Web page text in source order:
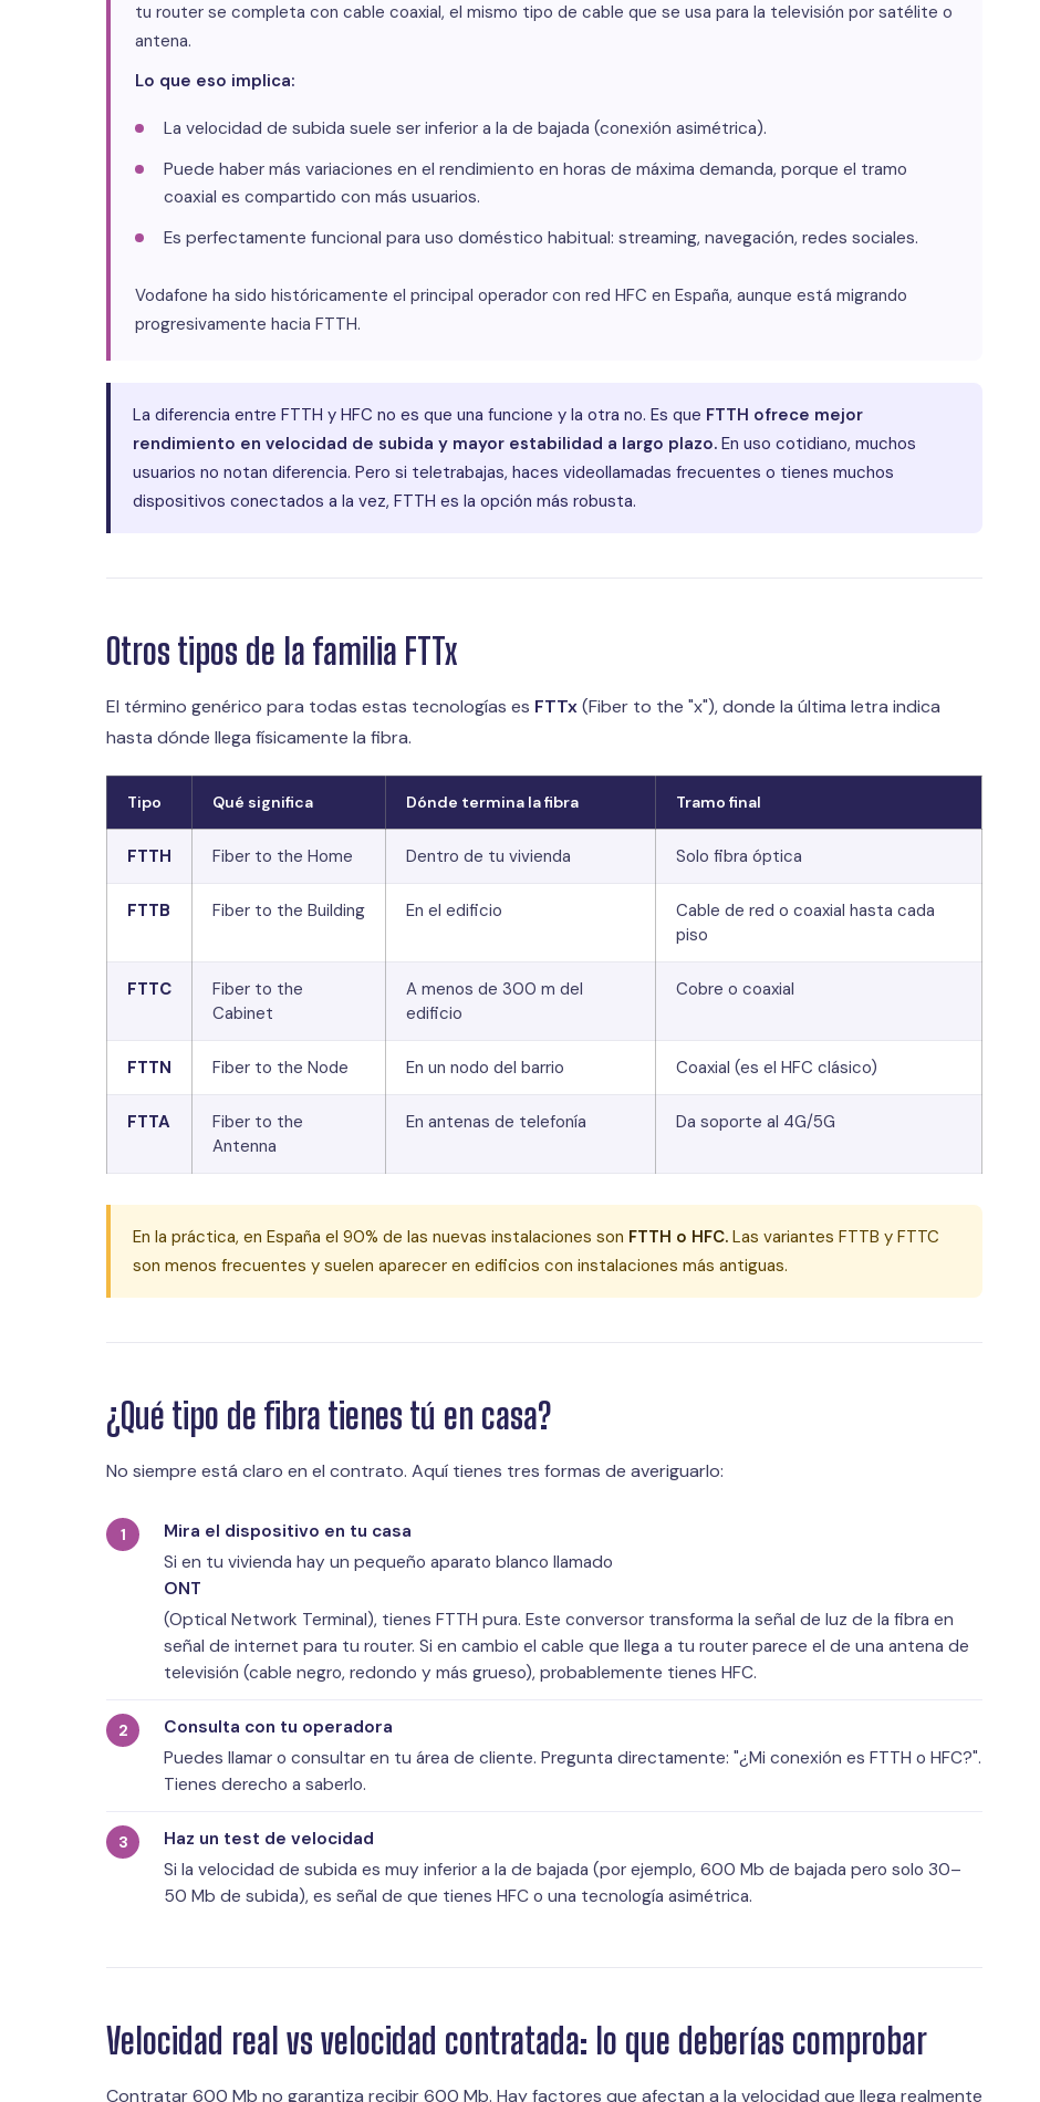
tu router se completa con cable coaxial, el mismo tipo de cable que se usa para la televisión por satélite o
antena.
Lo que eso implica:
La velocidad de subida suele ser inferior a la de bajada (conexión asimétrica).
Puede haber más variaciones en el rendimiento en horas de máxima demanda, porque el tramo
coaxial es compartido con más usuarios.
Es perfectamente funcional para uso doméstico habitual: streaming, navegación, redes sociales.
Vodafone ha sido históricamente el principal operador con red HFC en España, aunque está migrando
progresivamente hacia FTTH.
La diferencia entre FTTH y HFC no es que una funcione y la otra no. Es que FTTH ofrece mejor
rendimiento en velocidad de subida y mayor estabilidad a largo plazo. En uso cotidiano, muchos
usuarios no notan diferencia. Pero si teletrabajas, haces videollamadas frecuentes o tienes muchos
dispositivos conectados a la vez, FTTH es la opción más robusta.
Otros tipos de la familia FTTx
El término genérico para todas estas tecnologías es FTTx(Fiber to the "x"), donde la última letra indica
hasta dónde llega físicamente la fibra.
Tipo Qué significa Dónde termina la fibra Tramo final
FTTH Fiber to the Home Dentro de tu vivienda Solo fibra óptica
FTTB Fiber to the Building En el edificio
Cable de red o coaxial hasta cada
piso
FTTC
Fiber to the
Cabinet
A menos de 300 m del
edificio
Cobre o coaxial
FTTN Fiber to the Node En un nodo del barrio Coaxial (es el HFC clásico)
FTTA
Fiber to the
Antenna
En antenas de telefonía Da soporte al 4G/5G
En la práctica, en España el 90% de las nuevas instalaciones son FTTH o HFC. Las variantes FTTB y FTTC
son menos frecuentes y suelen aparecer en edificios con instalaciones más antiguas.
¿Qué tipo de fibra tienes tú en casa?
No siempre está claro en el contrato. Aquí tienes tres formas de averiguarlo:
Mira el dispositivo en tu casa
Si en tu vivienda hay un pequeño aparato blanco llamado
ONT
(Optical Network Terminal), tienes FTTH pura. Este conversor transforma la señal de luz de la fibra en
señal de internet para tu router. Si en cambio el cable que llega a tu router parece el de una antena de
televisión (cable negro, redondo y más grueso), probablemente tienes HFC.
Consulta con tu operadora
Puedes llamar o consultar en tu área de cliente. Pregunta directamente: "¿Mi conexión es FTTH o HFC?".
Tienes derecho a saberlo.
Haz un test de velocidad
Si la velocidad de subida es muy inferior a la de bajada (por ejemplo, 600 Mb de bajada pero solo 30–
50 Mb de subida), es señal de que tienes HFC o una tecnología asimétrica.
Velocidad real vs velocidad contratada: lo que deberías comprobar
Contratar 600 Mb no garantiza recibir 600 Mb. Hay factores que afectan a la velocidad que llega realmente